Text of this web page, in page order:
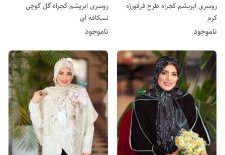
روسری ابریشم کجراه طرح فرفورژه
کرم
ناموجود
روسری ابریشم کجراه گل گوچی
نسکافه ای
ناموجود